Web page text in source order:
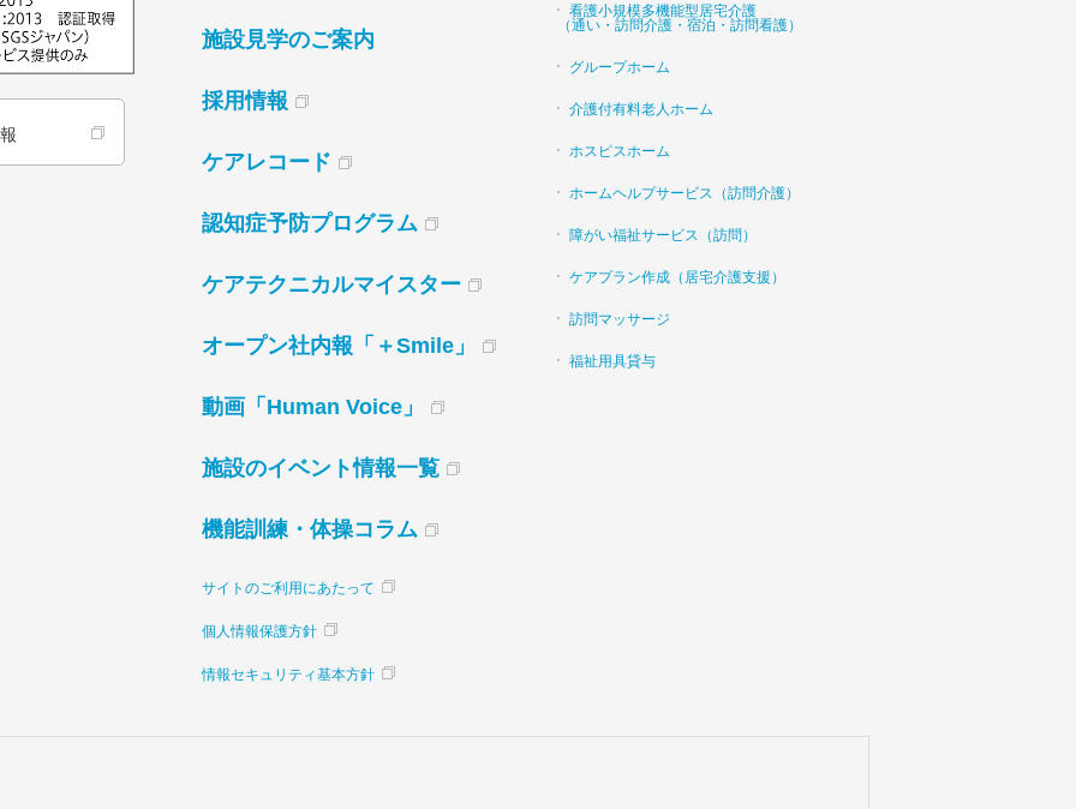
施設見学のご案内
採用情報
ケアレコード
認知症予防プログラム
ケアテクニカルマイスター
オープン社内報「＋Smile」
動画「Human Voice」
施設のイベント情報一覧
機能訓練・体操コラム
サイトのご利用にあたって
個人情報保護方針
情報セキュリティ基本方針
看護小規模多機能型居宅介護
（通い・訪問介護・宿泊・訪問看護）
グループホーム
介護付有料老人ホーム
ホスピスホーム
ホームヘルプサービス（訪問介護）
障がい福祉サービス（訪問）
ケアプラン作成（居宅介護支援）
訪問マッサージ
福祉用具貸与